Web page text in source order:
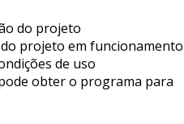
do projeto
projeto em funcionamento
de uso
obter o programa para